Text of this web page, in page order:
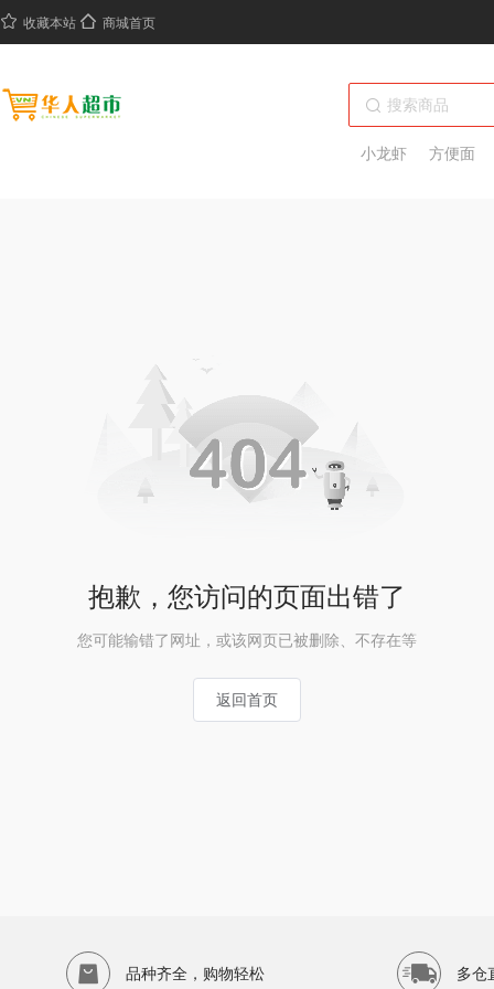
收藏本站 商城首页
小龙虾
方便面
抱歉，您访问的页面出错了
您可能输错了网址，或该网页已被删除、不存在等
返回首页
品种齐全，购物轻松 多仓